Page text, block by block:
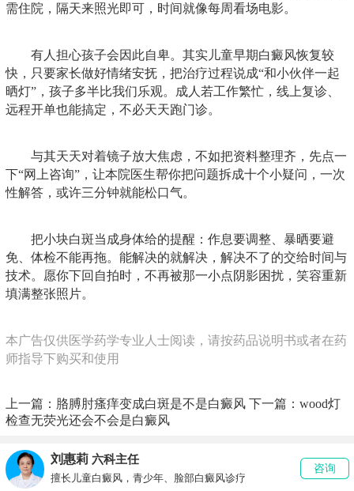
需住院，隔天来照光即可，时间就像每周看场电影。
有人担心孩子会因此自卑。其实儿童早期白癜风恢复较
快，只要家长做好情绪安抚，把治疗过程说成“和小伙伴一起
晒灯”，孩子多半比我们乐观。成人若工作繁忙，线上复诊、
远程开单也能搞定，不必天天跑门诊。
与其天天对着镜子放大焦虑，不如把资料整理齐，先点一
下“网上咨询”，让本院医生帮你把问题拆成十个小疑问，一次
性解答，或许三分钟就能松口气。
把小块白斑当成身体给的提醒：作息要调整、暴晒要避
免、体检不能再拖。能解决的就解决，解决不了的交给时间与
技术。愿你下回自拍时，不再被那一小点阴影困扰，笑容重新
填满整张照片。
本广告仅供医学药学专业人士阅读，请按药品说明书或者在药
师指导下购买和使用
上一篇： 胳膊肘瘙痒变成白斑是不是白癜风 下一篇： wood灯
检查无荧光还会不会是白癜风
刘惠莉 六科主任
擅长儿童白癜风，青少年、脸部白癜风诊疗
咨询